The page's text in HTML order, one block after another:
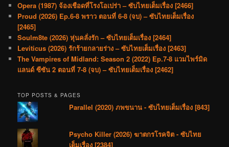
Opera (1987) จ้องเชือดที่โรงโอเปร่า – ซับไทยเต็มเรื่อง [2466]
Proud (2026) Ep.6-8 พราว ตอนที่ 6-8 (จบ) – ซับไทยเต็มเรื่อง
[2465]
Soulm8te (2026) หุ่นคลั่งรัก – ซับไทยเต็มเรื่อง [2464]
Leviticus (2026) รักร้ายกลายร่าง – ซับไทยเต็มเรื่อง [2463]
The Vampires of Midland: Season 2 (2022) Ep.7-8 แวมไพร์มิด
แลนด์ ซีซัน 2 ตอนที่ 7-8 (จบ) – ซับไทยเต็มเรื่อง [2462]
TOP POSTS & PAGES
Parallel (2020) ภพขนาน - ซับไทยเต็มเรื่อง [843]
Psycho Killer (2026) ฆาตกรโรคจิต - ซับไทย
เต็มเรื่อง [2384]